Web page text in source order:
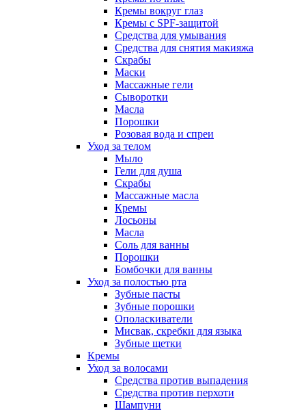
Кремы вокруг глаз
Кремы с SPF-защитой
Средства для умывания
Средства для снятия макияжа
Скрабы
Маски
Массажные гели
Сыворотки
Масла
Порошки
Розовая вода и спреи
Уход за телом
Мыло
Гели для душа
Скрабы
Массажные масла
Кремы
Лосьоны
Масла
Соль для ванны
Порошки
Бомбочки для ванны
Уход за полостью рта
Зубные пасты
Зубные порошки
Ополаскиватели
Мисвак, скребки для языка
Зубные щетки
Кремы
Уход за волосами
Средства против выпадения
Средства против перхоти
Шампуни